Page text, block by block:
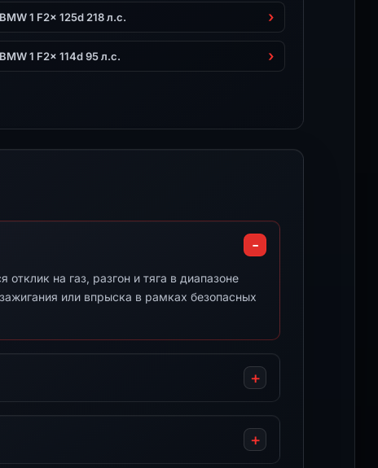
BMW 1 F2x 125d 218 л.с.
BMW 1 F2x 114d 95 л.с.
на газ, разгон и тяга в диапазоне
или впрыска в рамках безопасных